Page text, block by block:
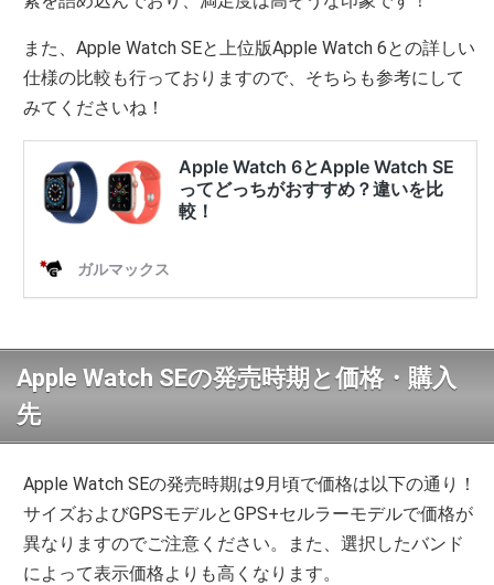
また、Apple Watch SEと上位版Apple Watch 6との詳しい
仕様の比較も行っておりますので、そちらも参考にして
みてくださいね！
Apple Watch SEの発売時期と価格・購入
先
Apple Watch SEの発売時期は9月頃で価格は以下の通り！
サイズおよびGPSモデルとGPS+セルラーモデルで価格が
異なりますのでご注意ください。また、選択したバンド
によって表示価格よりも高くなります。